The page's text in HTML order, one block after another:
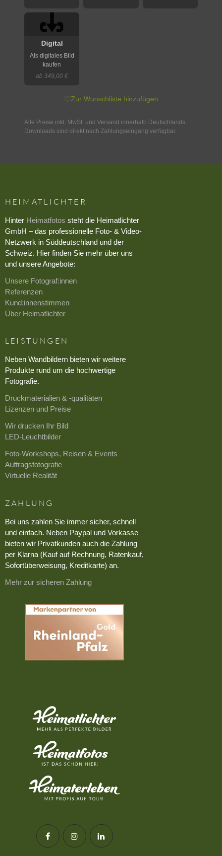
Digital
Als digitales Bild
kaufen
ab 349,00 €
♡Zur Wunschliste hinzufügen
Alle Preise inkl. MwSt. und Versand innerhalb Deutschlands.
Downloads sind direkt nach Zahlungseingang verfügbar.
HEIMATLICHTER
Hinter Heimatfotos steht die Heimatlichter
GmbH – das professionelle Foto- & Video-
Netzwerk in Süddeutschland und der
Schweiz. Hier finden Sie mehr über uns
und unsere Angebote:
Unsere Fotograf:innen
Referenzen
Kund:innenstimmen
Über Heimatlichter
LEISTUNGEN
Neben Wandbildern bieten wir weitere
Produkte rund um die hochwertige
Fotografie.
Druckmaterialien & -qualitäten
Lizenzen und Preise
Wir drucken Ihr Bild
LED-Leuchtbilder
Foto-Workshops, Reisen & Events
Auftragsfotografie
Virtuelle Realität
ZAHLUNG
Bei uns zahlen Sie immer sicher, schnell
und einfach. Neben Paypal und Vorkasse
bieten wir Privatkunden auch die Zahlung
per Klarna (Kauf auf Rechnung, Ratenkauf,
Sofortüberweisung, Kreditkarte) an.
Mehr zur sicheren Zahlung